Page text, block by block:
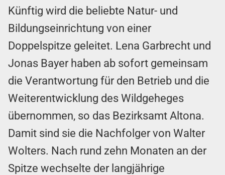
Künftig wird die beliebte Natur- und
Bildungseinrichtung von einer
Doppelspitze geleitet. Lena Garbrecht und
Jonas Bayer haben ab sofort gemeinsam
die Verantwortung für den Betrieb und die
Weiterentwicklung des Wildgeheges
übernommen, so das Bezirksamt Altona.
Damit sind sie die Nachfolger von Walter
Wolters. Nach rund zehn Monaten an der
Spitze wechselte der langjährige